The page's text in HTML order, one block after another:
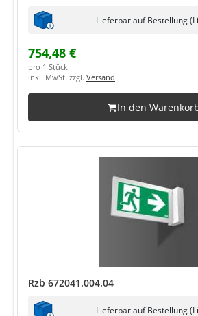
Lieferbar auf Bestellung
754,48 €
pro 1 Stück
inkl. MwSt. zzgl. Versand
In den
Rzb 672041.004.04
Lieferbar auf Bestellung